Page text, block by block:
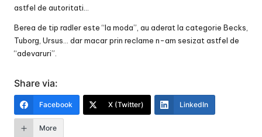
astfel de autoritati…
Berea de tip radler este “la moda”, au aderat la categorie Becks,
Tuborg, Ursus… dar macar prin reclame n-am sesizat astfel de
“adevaruri”.
Share via:
Facebook X (Twitter) LinkedIn
More